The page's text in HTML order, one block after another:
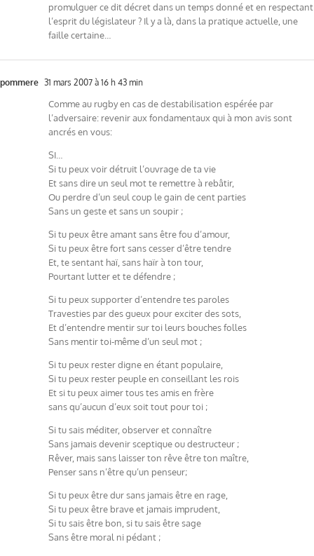
promulguer ce dit décret dans un temps donné et en respectant
l’esprit du législateur ? Il y a là, dans la pratique actuelle, une
faille certaine…
pommere 31 mars 2007 à 16 h 43 min
Comme au rugby en cas de destabilisation espérée par
l’adversaire: revenir aux fondamentaux qui à mon avis sont
ancrés en vous:
SI…
Si tu peux voir détruit l’ouvrage de ta vie
Et sans dire un seul mot te remettre à rebâtir,
Ou perdre d’un seul coup le gain de cent parties
Sans un geste et sans un soupir ;
Si tu peux être amant sans être fou d’amour,
Si tu peux être fort sans cesser d’être tendre
Et, te sentant haï, sans haïr à ton tour,
Pourtant lutter et te défendre ;
Si tu peux supporter d’entendre tes paroles
Travesties par des gueux pour exciter des sots,
Et d’entendre mentir sur toi leurs bouches folles
Sans mentir toi-même d’un seul mot ;
Si tu peux rester digne en étant populaire,
Si tu peux rester peuple en conseillant les rois
Et si tu peux aimer tous tes amis en frère
sans qu’aucun d’eux soit tout pour toi ;
Si tu sais méditer, observer et connaître
Sans jamais devenir sceptique ou destructeur ;
Rêver, mais sans laisser ton rêve être ton maître,
Penser sans n’être qu’un penseur;
Si tu peux être dur sans jamais être en rage,
Si tu peux être brave et jamais imprudent,
Si tu sais être bon, si tu sais être sage
Sans être moral ni pédant ;